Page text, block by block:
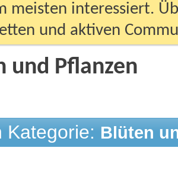
meisten interessiert.
und aktiven
und Pflanzen
Kategorie: Blüten